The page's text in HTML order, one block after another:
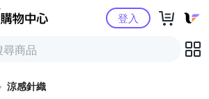
Yahoo購物中心登入
涼感針織